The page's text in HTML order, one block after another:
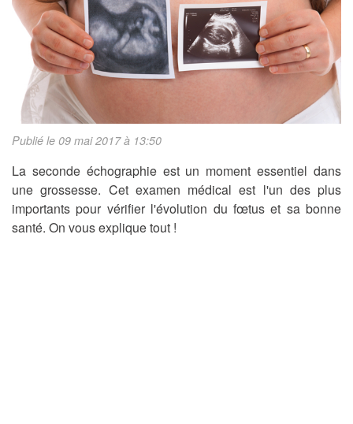
Publié le 09 mai 2017 à 13:50
La seconde échographie est un moment essentiel dans
une grossesse. Cet examen médical est l'un des plus
importants pour vérifier l'évolution du fœtus et sa bonne
santé. On vous explique tout !